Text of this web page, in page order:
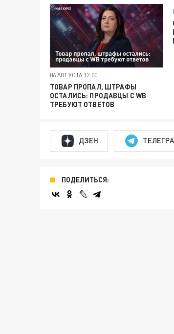
06 АВГУСТА 12:00
ТОВАР ПРОПАЛ, ШТРАФЫ
ОСТАЛИСЬ: ПРОДАВЦЫ С WB
ТРЕБУЮТ ОТВЕТОВ
ДЗЕН
ПОДЕЛИТЬСЯ: